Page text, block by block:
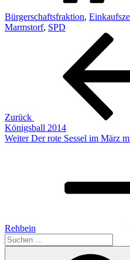
Bürgerschaftsfraktion,
Marmstorf, SPD
Beitragsnavigation
Zurück
Königsball 2014
Nächster
Weiter Der rote Sessel im März
Rehbein
Suchen
nach: